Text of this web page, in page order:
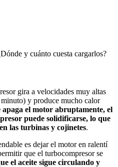
y cuánto cuesta cargarlos?
gira a velocidades muy altas
y produce mucho calor
apaga el motor abruptamente, el
puede solidificarse, lo que
las turbinas y cojinetes.
es dejar el motor en ralentí
que el turbocompresor se
el aceite sigue circulando y